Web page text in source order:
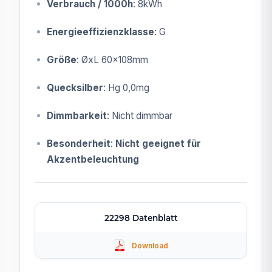
Verbrauch / 1000h: 8kWh
Energieeffizienzklasse: G
Größe: ØxL 60x108mm
Quecksilber: Hg 0,0mg
Dimmbarkeit: Nicht dimmbar
Besonderheit: Nicht geeignet für
Akzentbeleuchtung
22298 Datenblatt